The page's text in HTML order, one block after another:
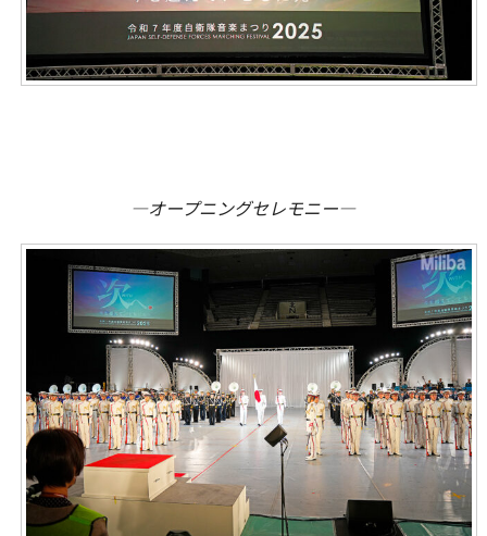
―オープニングセレモニー―